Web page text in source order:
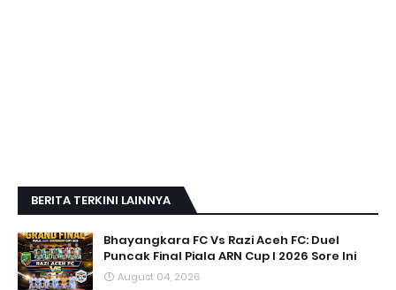
BERITA TERKINI LAINNYA
Bhayangkara FC Vs Razi Aceh FC: Duel
Puncak Final Piala ARN Cup I 2026 Sore Ini
August 04, 2026